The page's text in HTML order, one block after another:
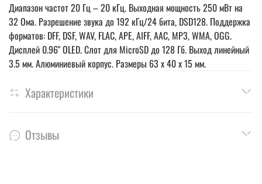
Диапазон частот 20 Гц – 20 кГц. Выходная мощность 250 мВт на
32 Ома. Разрешение звука до 192 кГц/24 бита, DSD128. Поддержка
форматов: DFF, DSF, WAV, FLAC, APE, AIFF, AAC, MP3, WMA, OGG.
Дисплей 0.96" OLED. Слот для MicroSD до 128 Гб. Выход линейный
3.5 мм. Алюминиевый корпус. Размеры 63 x 40 x 15 мм.
Характеристики
Отзывы